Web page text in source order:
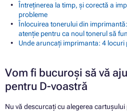
Întreținerea la timp, și corectă a
probleme
Înlocuirea tonerului din
atenție pentru ca noul tonerul să
Unde aruncați imprimanta: 4 locuri
Vom fi bucuroși să vă
pentru D-voastră
Nu vă descurcați cu alegerea